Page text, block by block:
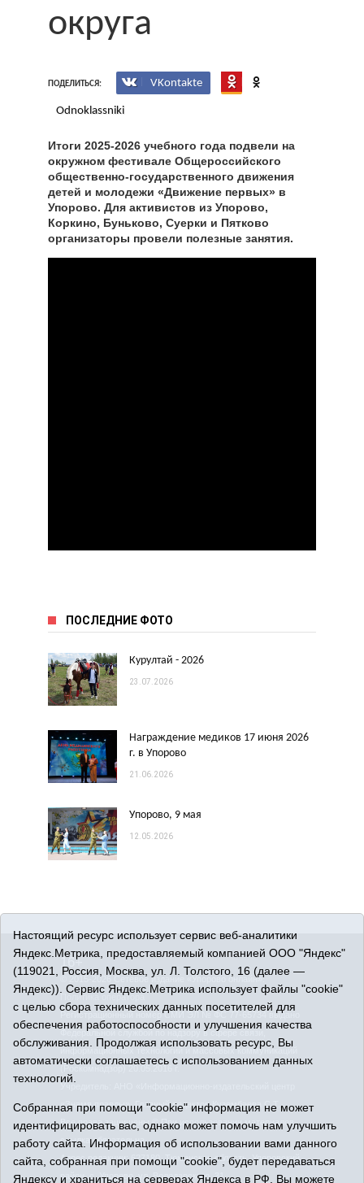
округа
ПОДЕЛИТЬСЯ: VKontakte
Odnoklassniki
Итоги 2025-2026 учебного года подвели на
окружном фестивале Общероссийского
общественно-государственного движения
детей и молодежи «Движение первых» в
Упорово. Для активистов из Упорово,
Коркино, Буньково, Суерки и Пятково
организаторы провели полезные занятия.
ПОСЛЕДНИЕ ФОТО
Курултай - 2026
23.07.2026
Награждение медиков 17 июня 2026
г. в Упорово
21.06.2026
Упорово, 9 мая
12.05.2026
16+
© 2015-2026 Сетевое издание «Упорово онлайн».
Политика оператора
Регистрационный номер СМИ ЭЛ № ФС 77-65734 выдано
Федеральной службой по надзору в сфере связи,
информационных технологий и массовых коммуникаций
«Знамя правды». Главный редактор Кузембаева С.Т.
Все права защищены © При использовании материалов
ссылка обязательна
Адрес редакции: 627180, Тюменская область, Упоровский
район, с. Упорово, ул. Володарского, 31
Настоящий ресурс использует сервис веб-аналитики
Яндекс.Метрика, предоставляемый компанией ООО "Яндекс"
(119021, Россия, Москва, ул. Л. Толстого, 16 (далее —
Яндекс)). Сервис Яндекс.Метрика использует файлы "cookie"
с целью сбора технических данных посетителей для
обеспечения работоспособности и улучшения качества
обслуживания. Продолжая использовать ресурс, Вы
автоматически соглашаетесь с использованием данных
технологий.
Собранная при помощи "cookie" информация не может
идентифицировать вас, однако может помочь нам улучшить
работу сайта. Информация об использовании вами данного
сайта, собранная при помощи "cookie", будет передаваться
Яндексу и храниться на серверах Яндекса в РФ. Вы можете